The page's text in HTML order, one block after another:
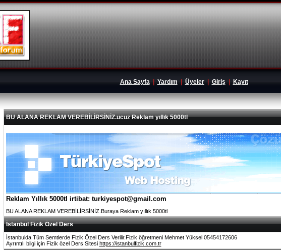
Ana Sayfa| Yardım Üyeler| Giriş| Kayıt
BU ALANA REKLAM VEREBİLİRSİNİZ.ucuz Reklam yıllık 5000tl
Reklam Yıllık 5000tl irtibat: turkiyespot@gmail.com
BU ALANA REKLAM VEREBİLİRSİNİZ.Buraya Reklam yıllık 5000tl
İstanbul Fizik Özel Ders
İstanbulda Tüm Semtlerde Fizik Özel Ders Verilir.Fizik öğretmeni Mehmet Yüksel 05454172606
Ayrıntılı bilgi için Fizik özel Ders Sitesi https://istanbulfizik.com.tr